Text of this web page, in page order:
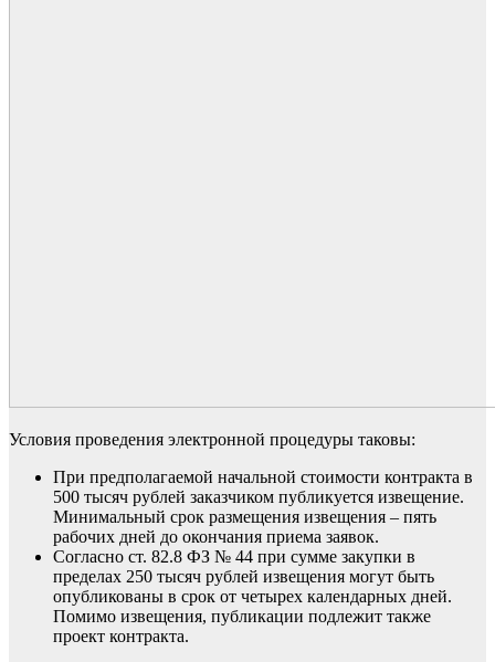
Условия проведения электронной процедуры таковы:
При предполагаемой начальной стоимости контракта в
500 тысяч рублей заказчиком публикуется извещение.
Минимальный срок размещения извещения – пять
рабочих дней до окончания приема заявок.
Согласно ст. 82.8 ФЗ № 44 при сумме закупки в
пределах 250 тысяч рублей извещения могут быть
опубликованы в срок от четырех календарных дней.
Помимо извещения, публикации подлежит также
проект контракта.